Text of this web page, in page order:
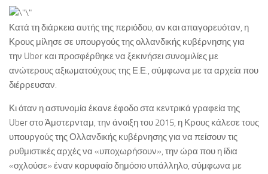
Κατά τη διάρκεια αυτής της περιόδου, αν και απαγορευόταν, η
Κρους μίλησε σε υπουργούς της ολλανδικής κυβέρνησης για
την Uber και προσφέρθηκε να ξεκινήσει συνομιλίες με
ανώτερους αξιωματούχους της Ε.Ε., σύμφωνα με τα αρχεία που
διέρρευσαν.
Κι όταν η αστυνομία έκανε έφοδο στα κεντρικά γραφεία της
Uber στο Άμστερνταμ, την άνοιξη του 2015, η Κρους κάλεσε τους
υπουργούς της Ολλανδικής κυβέρνησης για να πείσουν τις
ρυθμιστικές αρχές να «υποχωρήσουν», την ώρα που η ίδια
«οχλούσε» έναν κορυφαίο δημόσιο υπάλληλο, σύμφωνα με